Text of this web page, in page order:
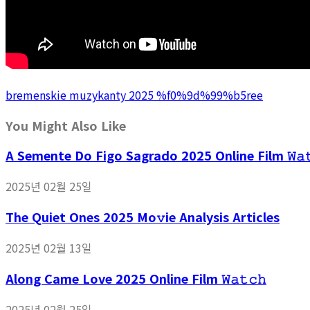
bremenskie muzykanty 2025 %f0%9d%99%b5ree
You Might Also Like
A Semente Do Figo Sagrado 2025 Online Film
2025년 02월 25일
The Quiet Ones 2025 Mo𝚟ie Analysis Articles
2025년 02월 13일
Along Came Love 2025 Online Film 𝚆𝚊𝚝𝚌𝚑